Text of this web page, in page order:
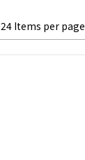
24 Items per page